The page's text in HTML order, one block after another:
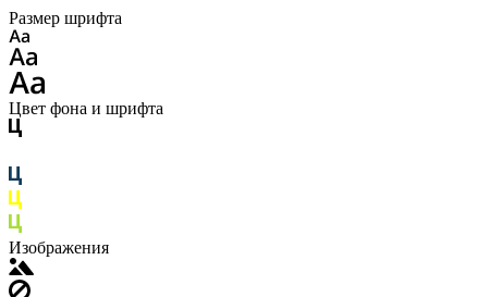
Размер шрифта
Цвет фона и шрифта
Изображения